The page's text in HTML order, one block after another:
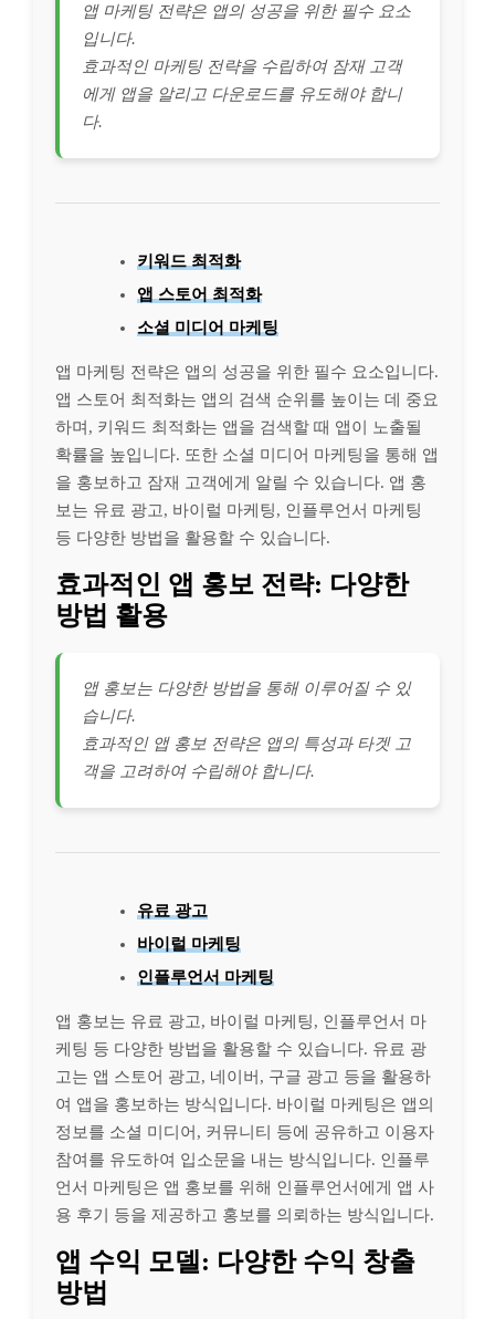
앱 마케팅 전략은 앱의 성공을 위한 필수 요소
입니다.
효과적인 마케팅 전략을 수립하여 잠재 고객
에게 앱을 알리고 다운로드를 유도해야 합니
다.
키워드 최적화
앱 스토어 최적화
소셜 미디어 마케팅
앱 마케팅 전략은 앱의 성공을 위한 필수 요소입니다.
앱 스토어 최적화는 앱의 검색 순위를 높이는 데 중요
하며, 키워드 최적화는 앱을 검색할 때 앱이 노출될
확률을 높입니다. 또한 소셜 미디어 마케팅을 통해 앱
을 홍보하고 잠재 고객에게 알릴 수 있습니다. 앱 홍
보는 유료 광고, 바이럴 마케팅, 인플루언서 마케팅
등 다양한 방법을 활용할 수 있습니다.
효과적인 앱 홍보 전략: 다양한
방법 활용
앱 홍보는 다양한 방법을 통해 이루어질 수 있
습니다.
효과적인 앱 홍보 전략은 앱의 특성과 타겟 고
객을 고려하여 수립해야 합니다.
유료 광고
바이럴 마케팅
인플루언서 마케팅
앱 홍보는 유료 광고, 바이럴 마케팅, 인플루언서 마
케팅 등 다양한 방법을 활용할 수 있습니다. 유료 광
고는 앱 스토어 광고, 네이버, 구글 광고 등을 활용하
여 앱을 홍보하는 방식입니다. 바이럴 마케팅은 앱의
정보를 소셜 미디어, 커뮤니티 등에 공유하고 이용자
참여를 유도하여 입소문을 내는 방식입니다. 인플루
언서 마케팅은 앱 홍보를 위해 인플루언서에게 앱 사
용 후기 등을 제공하고 홍보를 의뢰하는 방식입니다.
앱 수익 모델: 다양한 수익 창출
방법